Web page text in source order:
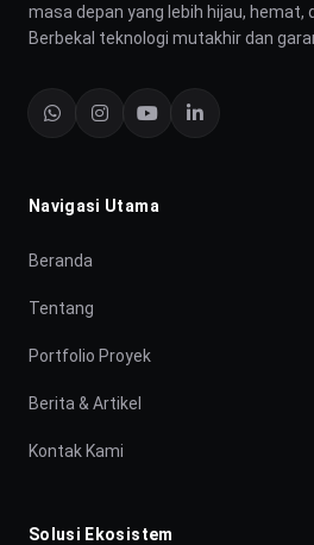
masa depan yang lebih hijau, hemat,
Berbekal teknologi mutakhir dan
Navigasi Utama
Beranda
Tentang
Portfolio Proyek
Berita & Artikel
Kontak Kami
Solusi Ekosistem